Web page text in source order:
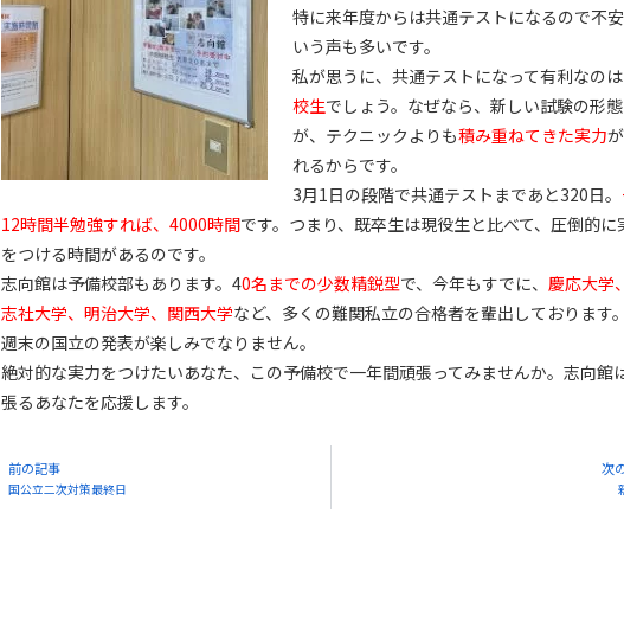
特に来年度からは共通テストになるので不
いう声も多いです。
私が思うに、共通テストになって有利なのは
校生でしょう。なぜなら、新しい試験の形
が、テクニックよりも積み重ねてきた実力
れるからです。
3月1日の段階で共通テストまであと320日。
12時間半勉強すれば、4000時間です。つまり、既卒生は現役生と比べて、圧倒的に
をつける時間があるのです。
志向館は予備校部もあります。40名までの少数精鋭型で、今年もすでに、 慶応大学
志社大学、明治大学、関西大学など、多くの難関私立の合格者を輩出しております
週末の国立の発表が楽しみでなりません。
絶対的な実力をつけたいあなた、この予備校で一年間頑張ってみませんか。志向館
張るあなたを応援します。
前の記事
国公立二次対策最終日
次